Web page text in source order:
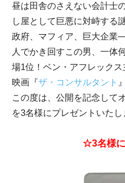
昼は田舎のさえない会計士
し屋として巨悪に対峙する
政府、マフィア、巨大企
人でかき回すこの男、一体
場1位！ベン・アフレック
映画『ザ・コンサルタント
この度は、公開を記念して
を3名様にプレゼントいたし
☆3名様